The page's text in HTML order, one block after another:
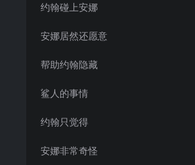
约翰碰上安娜
安娜居然还愿意
帮助约翰隐藏
鲨人的事情
约翰只觉得
安娜非常奇怪